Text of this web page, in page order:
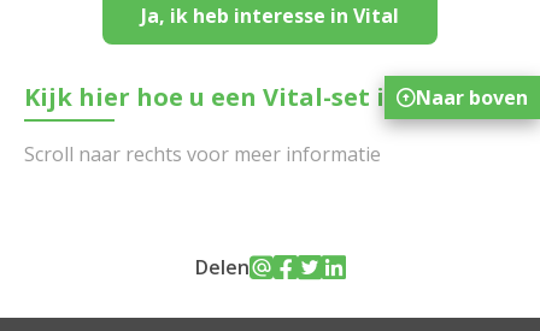
Ja, ik heb interesse in Vital
Kijk hier hoe u een Vital-set installeert
Delen
Naar boven